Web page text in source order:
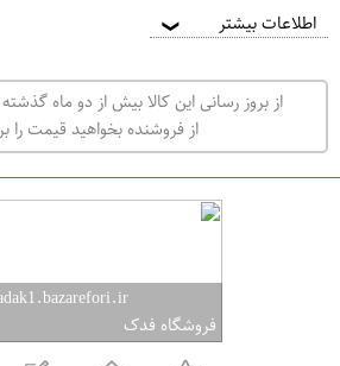
ت
ه
ر
ا
ص
ه
اطلاعات بیشتر ❯
از بروز رسانی این کالا بیش از دو ماه
از فروشنده بخواهید قیمت را
فروشگاه فدک